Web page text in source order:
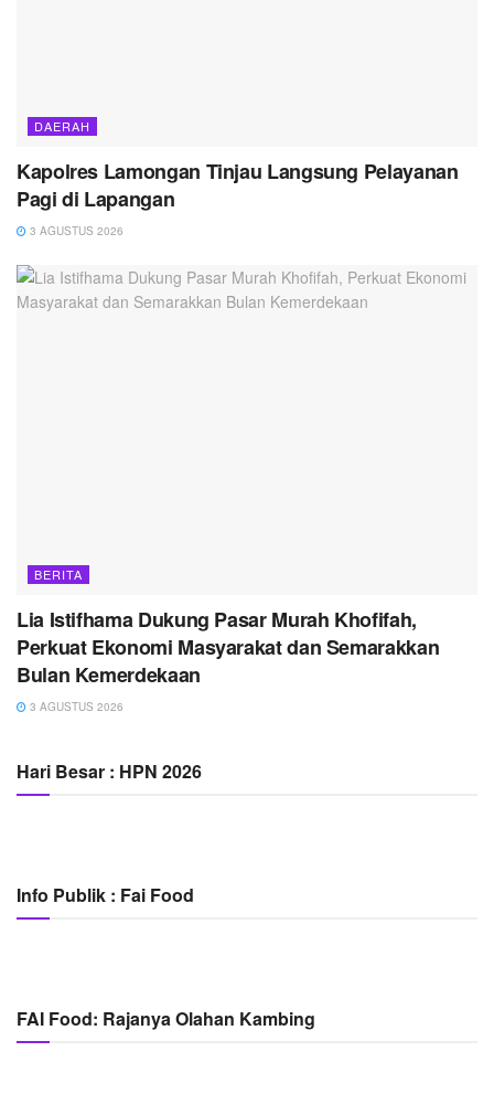
DAERAH
Kapolres Lamongan Tinjau Langsung Pelayanan
Pagi di Lapangan
3 AGUSTUS 2026
BERITA
Lia Istifhama Dukung Pasar Murah Khofifah,
Perkuat Ekonomi Masyarakat dan Semarakkan
Bulan Kemerdekaan
3 AGUSTUS 2026
Hari Besar : HPN 2026
Info Publik : Fai Food
FAI Food: Rajanya Olahan Kambing